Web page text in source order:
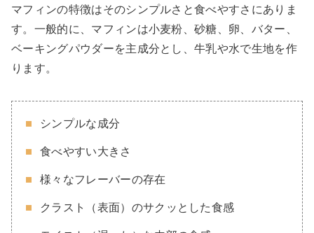
マフィンの特徴はそのシンプルさと食べやすさにありま
す。一般的に、マフィンは小麦粉、砂糖、卵、バター、
ベーキングパウダーを主成分とし、牛乳や水で生地を作
ります。
シンプルな成分
食べやすい大きさ
様々なフレーバーの存在
クラスト（表面）のサクッとした食感